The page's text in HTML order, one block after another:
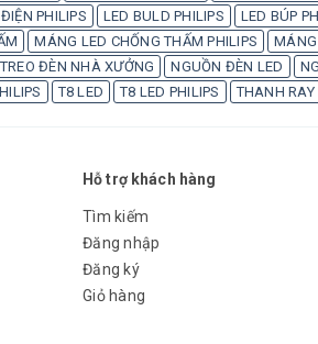
PHILIPS LED BULD PHILIPS LED BÚP
MÁNG LED CHỐNG THẤM PHILIPS
ĐÈN NHÀ XƯỞNG NGUỒN ĐÈN LED
T8 LED T8 LED PHILIPS THANH RAY
Hỗ trợ khách hàng
Tìm kiếm
Đăng nhập
Đăng ký
Giỏ hàng